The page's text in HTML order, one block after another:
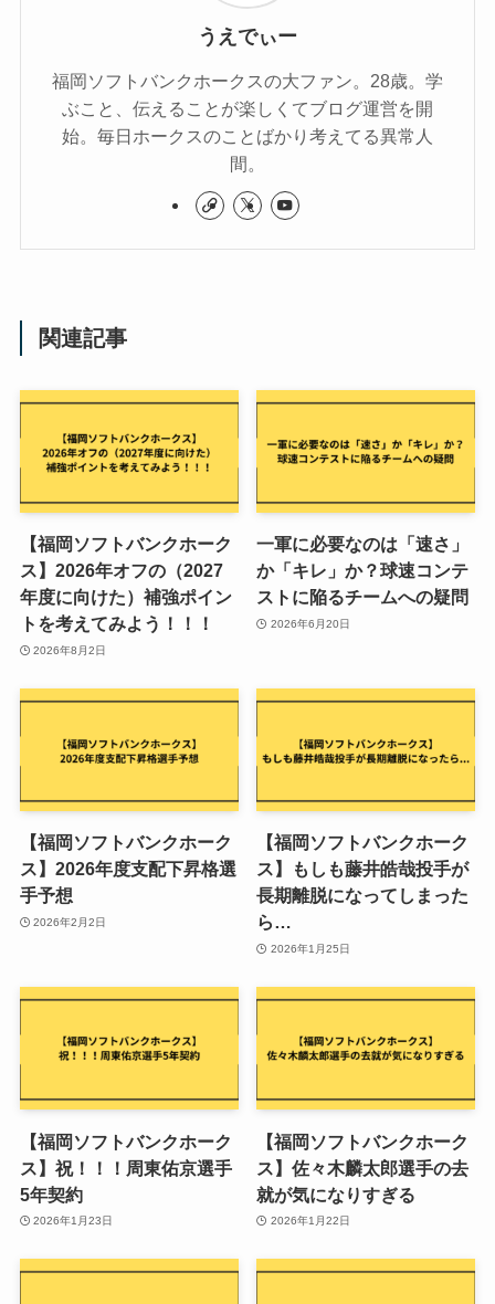
うえでぃー
福岡ソフトバンクホークスの大ファン。28歳。学
ぶこと、伝えることが楽しくてブログ運営を開
始。毎日ホークスのことばかり考えてる異常人
間。
関連記事
【福岡ソフトバンクホーク
ス】2026年オフの（2027
年度に向けた）補強ポイン
トを考えてみよう！！！
2026年8月2日
一軍に必要なのは「速さ」
か「キレ」か？球速コンテ
ストに陥るチームへの疑問
2026年6月20日
【福岡ソフトバンクホーク
ス】2026年度支配下昇格選
手予想
2026年2月2日
【福岡ソフトバンクホーク
ス】もしも藤井皓哉投手が
長期離脱になってしまった
ら…
2026年1月25日
【福岡ソフトバンクホーク
ス】祝！！！周東佑京選手
5年契約
2026年1月23日
【福岡ソフトバンクホーク
ス】佐々木麟太郎選手の去
就が気になりすぎる
2026年1月22日